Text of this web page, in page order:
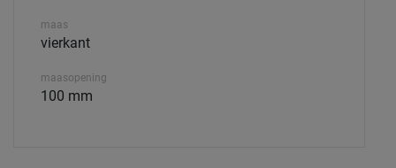
maas
vierkant
maasopening
100 mm